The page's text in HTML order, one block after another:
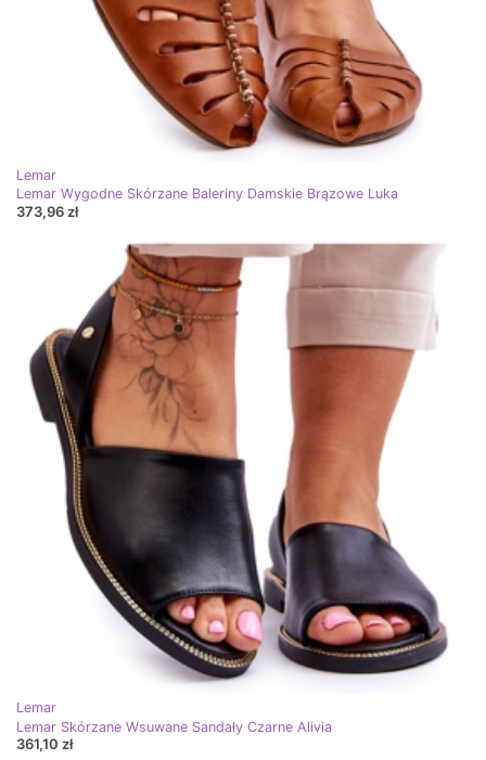
Lemar
Lemar Wygodne Skórzane Baleriny Damskie Brązowe Luka
373,96 zł
Lemar
Lemar Skórzane Wsuwane Sandały Czarne Alivia
361,10 zł